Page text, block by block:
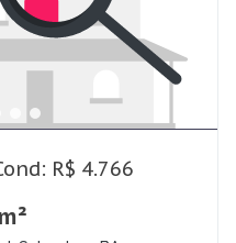
R$ 4.766